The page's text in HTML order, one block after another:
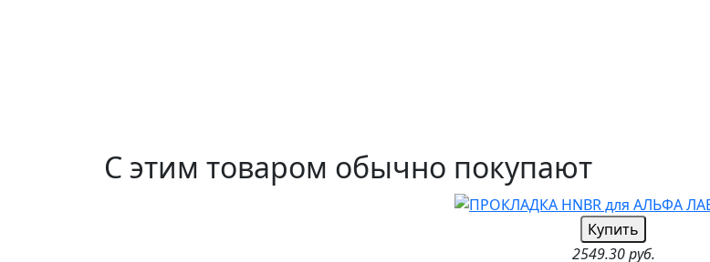
С этим товаром обычно покупают
Купить
2549.30 руб.